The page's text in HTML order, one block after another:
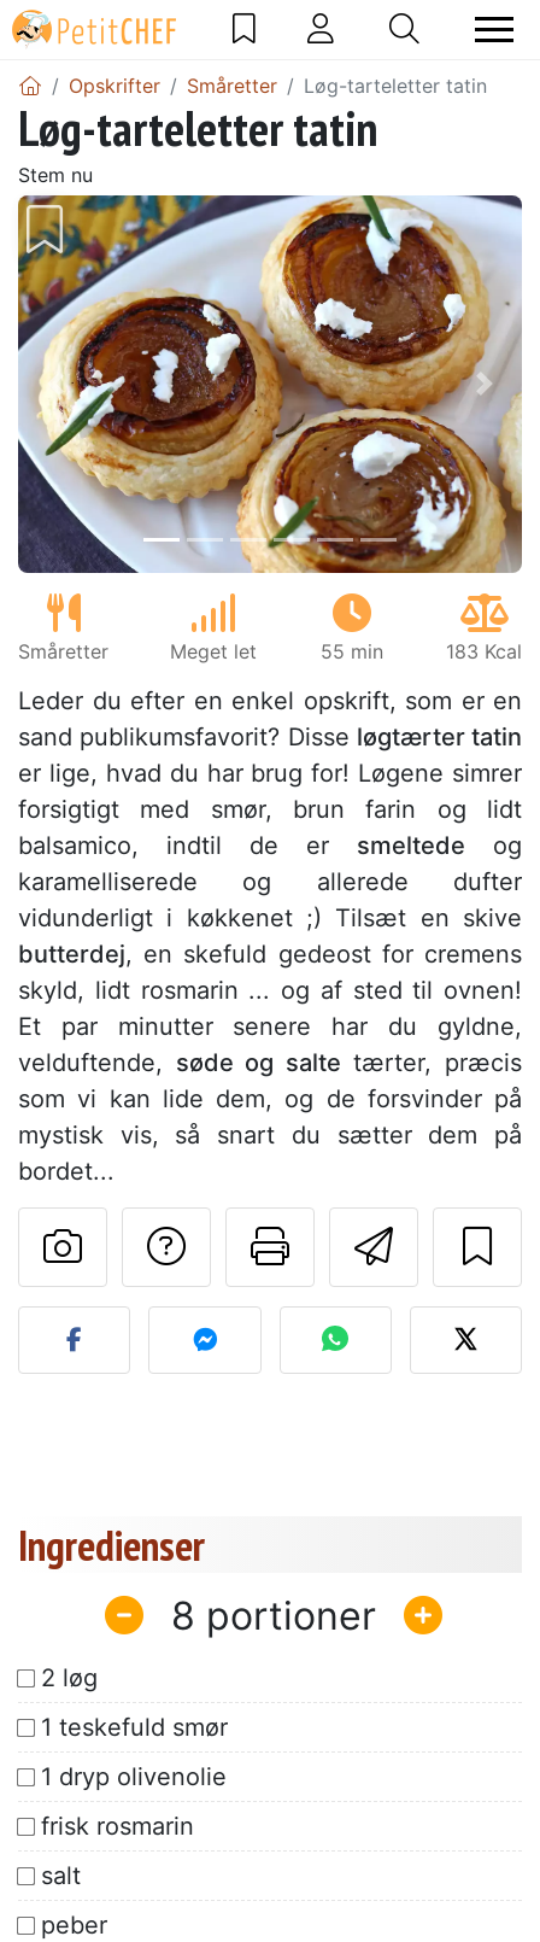
Opskrifter Småretter Løg-tarteletter tatin
Løg-tarteletter tatin
Stem nu
Tidligere
Småretter Meget let 55 min 183 Kcal
Leder du efter en enkel opskrift, som er en
sand publikumsfavorit? Disse løgtærter tatin
er lige, hvad du har brug for! Løgene simrer
forsigtigt med smør, brun farin og lidt
balsamico, indtil de er smeltede og
karamelliserede og allerede dufter
vidunderligt i køkkenet ;) Tilsæt en skive
butterdej, en skefuld gedeost for cremens
skyld, lidt rosmarin ... og af sted til ovnen!
Et par minutter senere har du gyldne,
velduftende, søde og salte tærter, præcis
som vi kan lide dem, og de forsvinder på
mystisk vis, så snart du sætter dem på
bordet...
Send
Udskriv
Stil et spørgsmål
Send dit billede af denne
Ingredienser
8
2 løg
1 teskefuld smør
1 dryp olivenolie
frisk rosmarin
salt
peber